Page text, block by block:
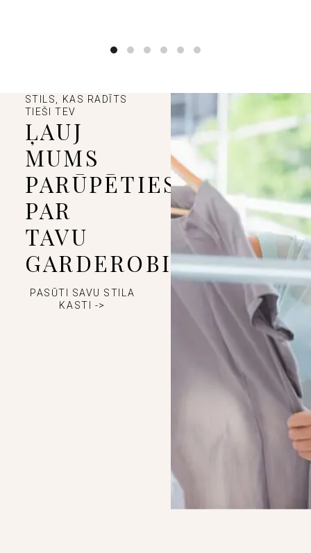
STILS, KAS RADĪTS
TIEŠI TEV
ĻAUJ
MUMS
PARŪPĒTIES
PAR
TAVU
GARDEROBI
PASŪTI SAVU STILA
KASTI ->